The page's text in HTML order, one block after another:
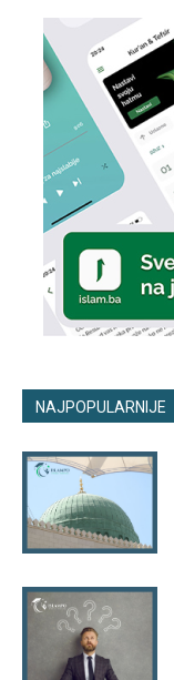
NAJPOPULARNIJE